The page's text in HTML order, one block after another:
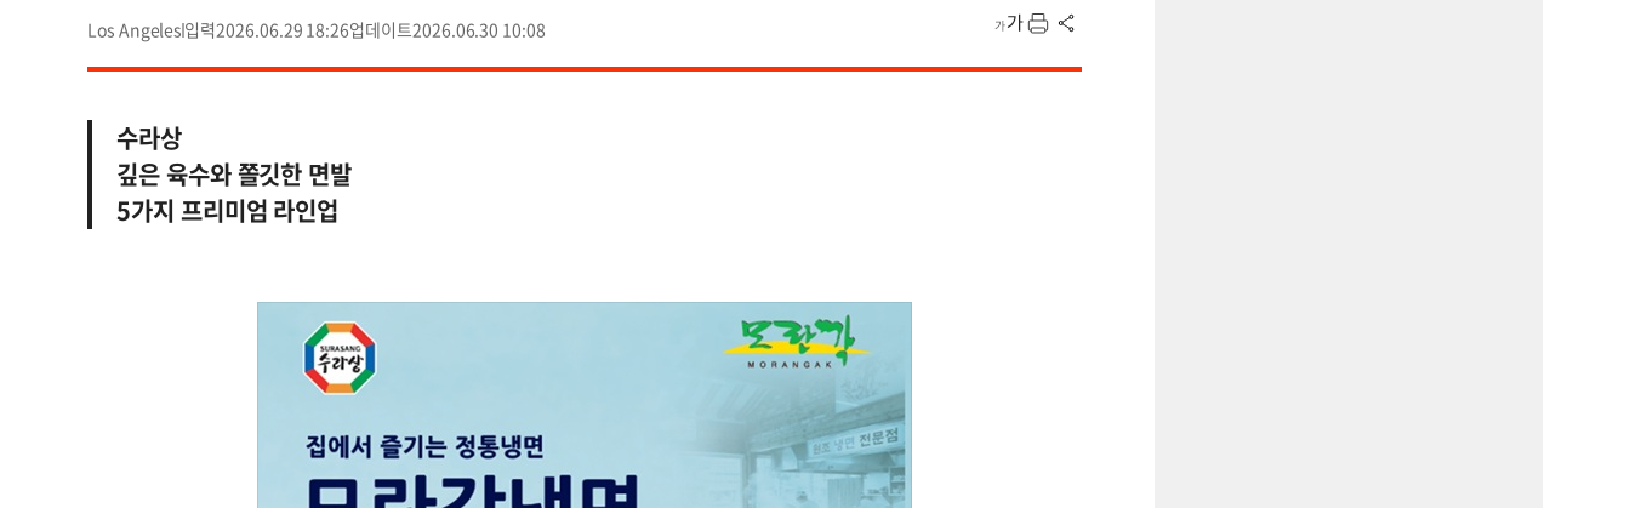
Los Angeles 2026.06.29 18:26 2026.06.30 10:08
수라상
깊은 육수와 쫄깃한 면발
5가지 프리미엄 라인업